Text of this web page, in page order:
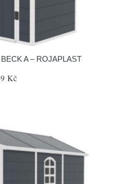
A – ROJAPLAST
Kč